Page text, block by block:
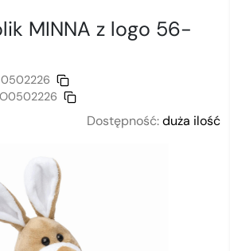
MINNA z logo 56-
Dostępność:duża ilość